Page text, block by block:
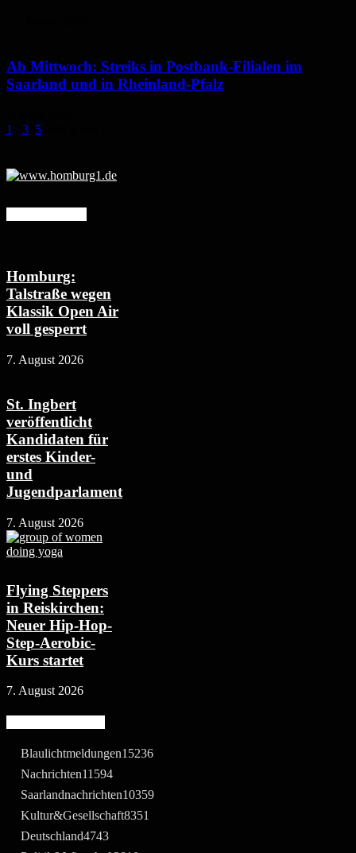
Ab Mittwoch: Streiks in Postbank-Filialen im
Saarland und in Rheinland-Pfalz
1
3 5
Homburg:
Talstraße wegen
Klassik Open Air
voll gesperrt
7. August 2026
St. Ingbert
veröffentlicht
Kandidaten für
erstes Kinder-
und
Jugendparlament
7. August 2026
Flying Steppers
in Reiskirchen:
Neuer Hip-Hop-
Step-Aerobic-
Kurs startet
7. August 2026
Blaulichtmeldungen15236
Nachrichten11594
Saarlandnachrichten10359
Kultur&Gesellschaft8351
Deutschland4743